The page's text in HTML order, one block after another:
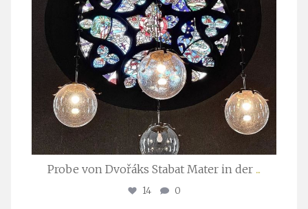
Probe von Dvořáks Stabat Mater in der ...
14 0